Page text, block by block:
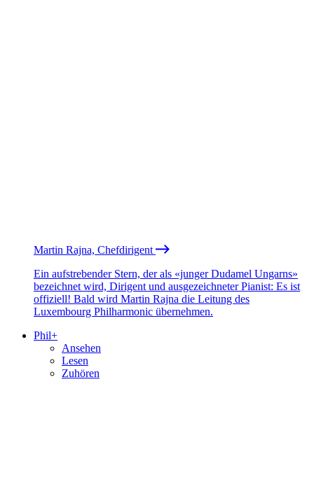
Martin Rajna, Chefdirigent
Ein aufstrebender Stern, der als «junger Dudamel Ungarns»
bezeichnet wird, Dirigent und ausgezeichneter Pianist: Es ist
offiziell! Bald wird Martin Rajna die Leitung des
Luxembourg Philharmonic übernehmen.
Phil+
Ansehen
Lesen
Zuhören